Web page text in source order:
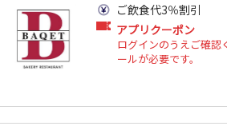
ご飲食代3％割引
アプリクーポン
ログインのうえご確認
ールが必要です。